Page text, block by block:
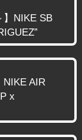
】NIKE SB
NIKE AIR
x